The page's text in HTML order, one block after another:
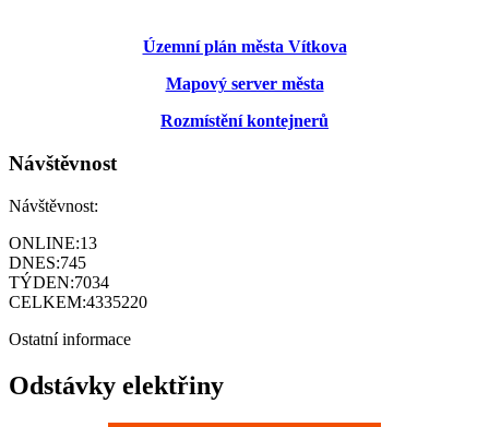
Územní plán města Vítkova
Mapový server města
Rozmístění kontejnerů
Návštěvnost
Návštěvnost:
ONLINE:13
DNES:745
TÝDEN:7034
CELKEM:4335220
Ostatní informace
Odstávky elektřiny